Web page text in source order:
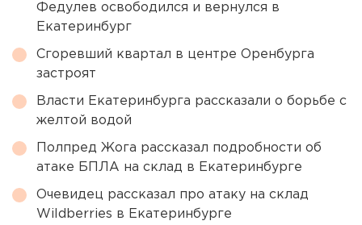
Федулев освободился и вернулся в
Екатеринбург
Сгоревший квартал в центре Оренбурга
застроят
Власти Екатеринбурга рассказали о борьбе с
желтой водой
Полпред Жога рассказал подробности об
атаке БПЛА на склад в Екатеринбурге
Очевидец рассказал про атаку на склад
Wildberries в Екатеринбурге